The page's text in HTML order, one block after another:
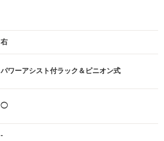
右
パワーアシスト付ラック＆ピニオン式
◯
-